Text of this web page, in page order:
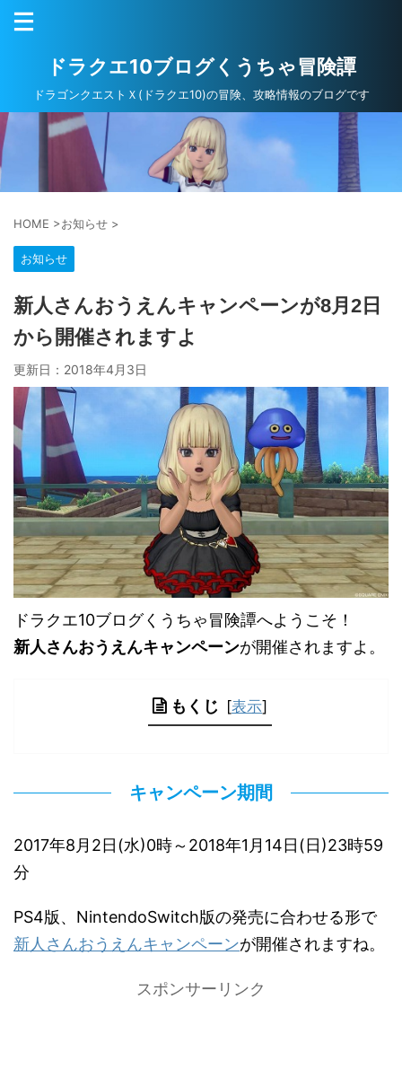
ドラクエ10ブログくうちゃ冒険譚
ドラゴンクエストＸ(ドラクエ10)の冒険、攻略情報のブログです
HOME >お知らせ >
お知らせ
新人さんおうえんキャンペーンが8月2日
から開催されますよ
更新日： 2018年4月3日
ドラクエ10ブログくうちゃ冒険譚へようこそ！
新人さんおうえんキャンペーンが開催されますよ。
もくじ [表示]
キャンペーン期間
2017年8月2日(水)0時～2018年1月14日(日)23時59
分
PS4版、NintendoSwitch版の発売に合わせる形で
新人さんおうえんキャンペーンが開催されますね。
スポンサーリンク